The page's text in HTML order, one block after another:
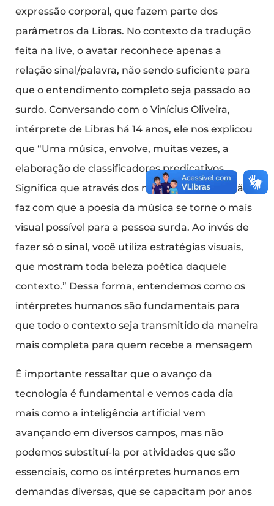
expressão corporal, que fazem parte dos
parâmetros da Libras. No contexto da tradução
feita na live, o avatar reconhece apenas a
relação sinal/palavra, não sendo suficiente para
que o entendimento completo seja passado ao
surdo. Conversando com o Vinícius Oliveira,
intérprete de Libras há 14 anos, ele nos explicou
que “Uma música, envolve, muitas vezes, a
elaboração de classificadores predicativos.
Significa que através dos movimentos das mãos,
faz com que a poesia da música se torne o mais
visual possível para a pessoa surda. Ao invés de
fazer só o sinal, você utiliza estratégias visuais,
que mostram toda beleza poética daquele
contexto.” Dessa forma, entendemos como os
intérpretes humanos são fundamentais para
que todo o contexto seja transmitido da maneira
mais completa para quem recebe a mensagem
É importante ressaltar que o avanço da
tecnologia é fundamental e vemos cada dia
mais como a inteligência artificial vem
avançando em diversos campos, mas não
podemos substituí-la por atividades que são
essenciais, como os intérpretes humanos em
demandas diversas, que se capacitam por anos